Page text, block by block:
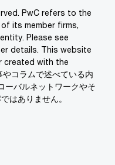
PwC refers to the
its member firms,
Please see
details. This website
created with the
コラムで述べている内
ーバルネットワークやそ
はありません。